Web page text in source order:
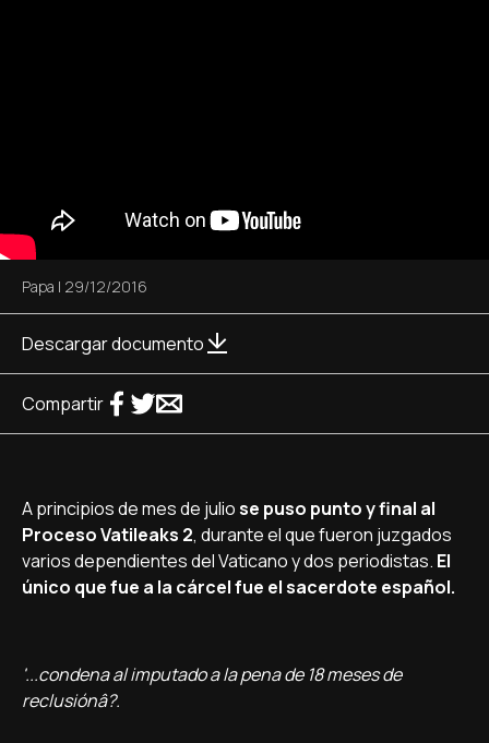
Papa | 29/12/2016
Descargar documento
Compartir
A principios de mes de juliose puso punto y final al
Proceso Vatileaks 2, durante el que fueron juzgados
varios dependientes del Vaticano y dos periodistas. El
único que fue a la cárcel fue el sacerdote español.
'...condena al imputado a la pena de 18 meses de
reclusiónâ?.